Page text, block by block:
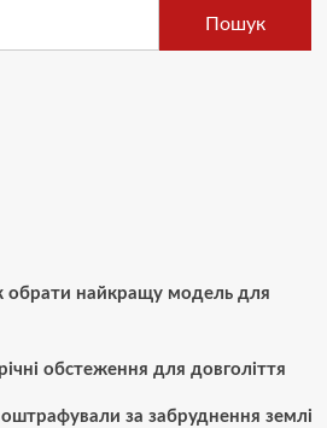
Пошук
обрати найкращу модель для
обстеження для довголіття
за забруднення землі